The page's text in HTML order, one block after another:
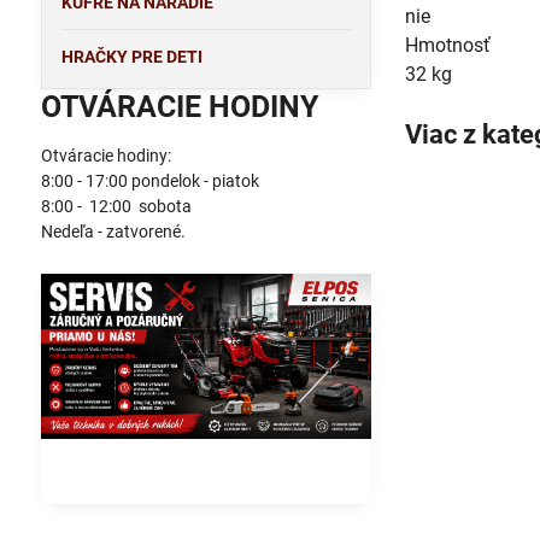
nie
Hmotnosť
32 kg
Viac z
HRAČKY PRE DETI
OTVÁRACIE HODINY
Otváracie hodiny:
8:00 - 17:00 pondelok - piatok
8:00 - 12:00 sobota
Nedeľa - zatvorené.